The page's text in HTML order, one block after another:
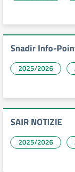
Snadir Info-
2025/2026
SAIR NOTIZIE
2025/2026